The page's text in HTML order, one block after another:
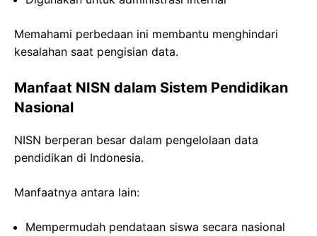
Memahami perbedaan ini membantu menghindari
kesalahan saat pengisian data.
Manfaat NISN dalam Sistem Pendidikan
Nasional
NISN berperan besar dalam pengelolaan data
pendidikan di Indonesia.
Manfaatnya antara lain:
Mempermudah pendataan siswa secara nasional